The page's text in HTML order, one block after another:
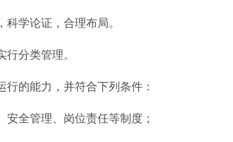
学论证，合理布局。
分类管理。
的能力，并符合下列条件：
全管理、岗位责任等制度；